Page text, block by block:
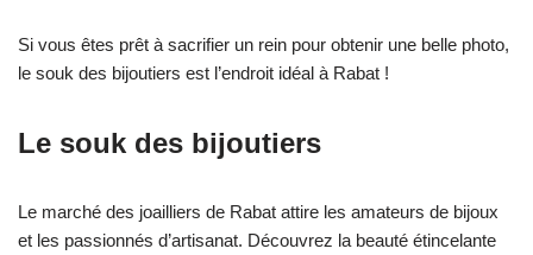
Si vous êtes prêt à sacrifier un rein pour obtenir une belle photo,
le souk des bijoutiers est l’endroit idéal à Rabat !
Le souk des bijoutiers
Le marché des joailliers de Rabat attire les amateurs de bijoux
et les passionnés d’artisanat. Découvrez la beauté étincelante